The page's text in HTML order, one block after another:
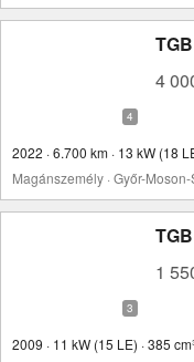
4
2022 · 6.700 km · 13 kW (18
Magánszemély · Győr-
1
2009 · 11 kW (15 LE) · 385